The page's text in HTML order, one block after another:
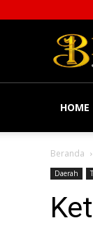
HOME
Beranda
Daerah